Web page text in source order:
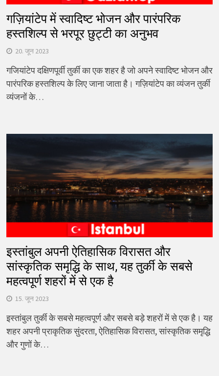
गज़ियांटेप में स्वादिष्ट भोजन और पारंपरिक
हस्तशिल्प से भरपूर छुट्टी का अनुभव
20. जून 2023
गजियांटेप दक्षिणपूर्वी तुर्की का एक शहर है जो अपने स्वादिष्ट भोजन और
पारंपरिक हस्तशिल्प के लिए जाना जाता है। गज़ियांटेप का व्यंजन तुर्की
व्यंजनों के…
इस्तांबुल अपनी ऐतिहासिक विरासत और
सांस्कृतिक समृद्धि के साथ, यह तुर्की के सबसे
महत्वपूर्ण शहरों में से एक है
15. जून 2023
इस्तांबुल तुर्की के सबसे महत्वपूर्ण और सबसे बड़े शहरों में से एक है। यह
शहर अपनी प्राकृतिक सुंदरता, ऐतिहासिक विरासत, सांस्कृतिक समृद्धि
और गुणों के…